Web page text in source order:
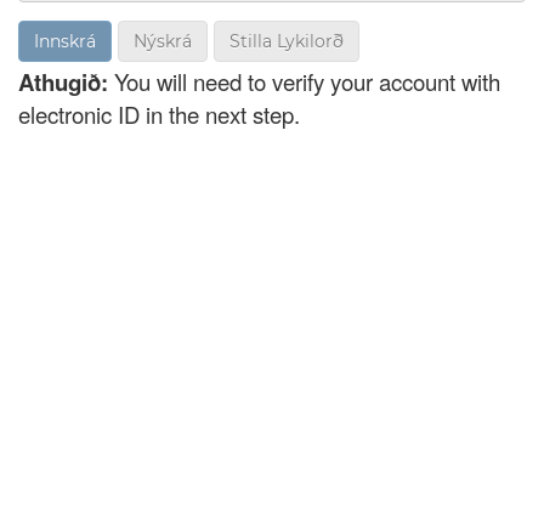
Nýskrá Stilla Lykilorð
Athugið: You will need to verify your account with
electronic ID in the next step.